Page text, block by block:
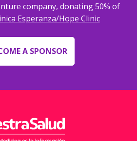
company, donating 50% of
Esperanza/Hope Clinic
A SPONSOR